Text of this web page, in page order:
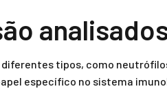
tipos, como
específico no sistema